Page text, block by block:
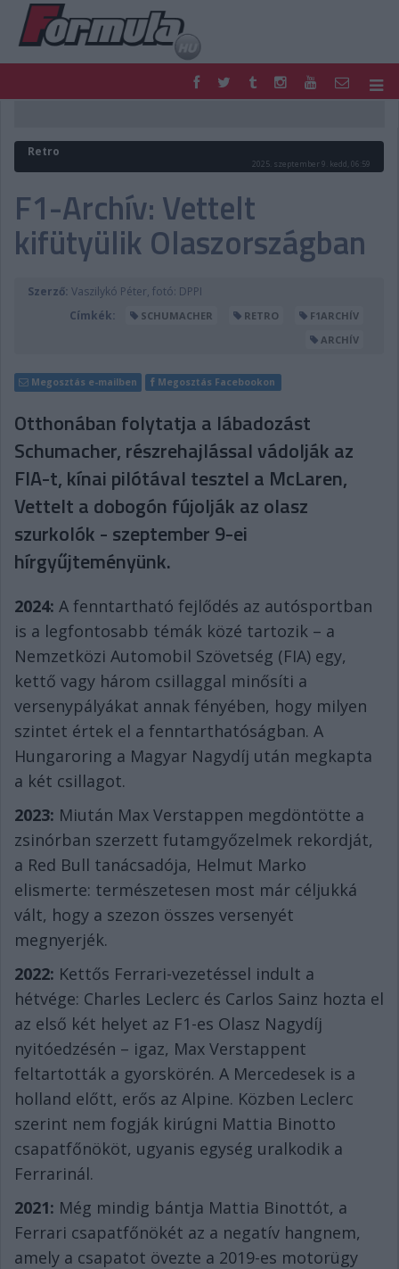
FORMULA
MOTOR
PODCAST
SHOP
LIVE
DIGITÁLIS MAGAZIN
PONTÁLLÁSOK
Retro
2025. szeptember 9. kedd, 06:59
F1-Archív: Vettelt
kifütyülik Olaszországban
Szerző: Vaszilykó Péter, fotó: DPPI
Címkék:
SCHUMACHER RETRO
F1ARCHÍV
ARCHÍV
Megosztás e-mailben Megosztás Facebookon
Otthonában folytatja a lábadozást
Schumacher, részrehajlással vádolják az
FIA-t, kínai pilótával tesztel a McLaren,
Vettelt a dobogón fújolják az olasz
szurkolók - szeptember 9-ei
hírgyűjteményünk.
2024: A fenntartható fejlődés az autósportban
is a legfontosabb témák közé tartozik – a
Nemzetközi Automobil Szövetség (FIA) egy,
kettő vagy három csillaggal minősíti a
versenypályákat annak fényében, hogy milyen
szintet értek el a fenntarthatóságban. A
Hungaroring a Magyar Nagydíj után megkapta
a két csillagot.
2023: Miután Max Verstappen megdöntötte a
zsinórban szerzett futamgyőzelmek rekordját,
a Red Bull tanácsadója, Helmut Marko
elismerte: természetesen most már céljukká
vált, hogy a szezon összes versenyét
megnyerjék.
2022: Kettős Ferrari-vezetéssel indult a
hétvége: Charles Leclerc és Carlos Sainz hozta el
az első két helyet az F1-es Olasz Nagydíj
nyitóedzésén – igaz, Max Verstappent
feltartották a gyorskörén. A Mercedesek is a
holland előtt, erős az Alpine. Közben Leclerc
szerint nem fogják kirúgni Mattia Binotto
csapatfőnököt, ugyanis egység uralkodik a
Ferrarinál.
2021: Még mindig bántja Mattia Binottót, a
Ferrari csapatfőnökét az a negatív hangnem,
amely a csapatot övezte a 2019-es motorügy